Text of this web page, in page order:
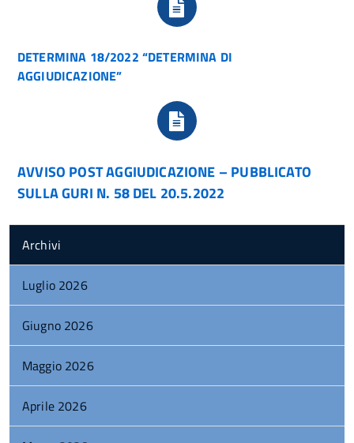
DETERMINA 18/2022 “DETERMINA DI
AGGIUDICAZIONE”
AVVISO POST AGGIUDICAZIONE – PUBBLICATO
SULLA GURI N. 58 DEL 20.5.2022
Archivi
Luglio 2026
Giugno 2026
Maggio 2026
Aprile 2026